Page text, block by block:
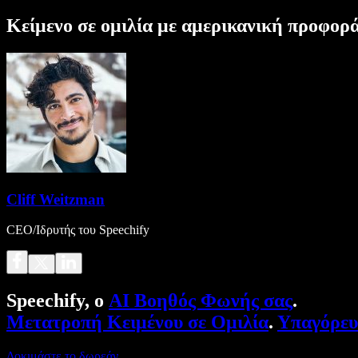
Κείμενο σε ομιλία με αμερικανική
Cliff Weitzman
CEO/Ιδρυτής του Speechify
Speechify, ο AI Βοηθός Φωνής σας.
Μετατροπή Κειμένου σε Ομιλία.